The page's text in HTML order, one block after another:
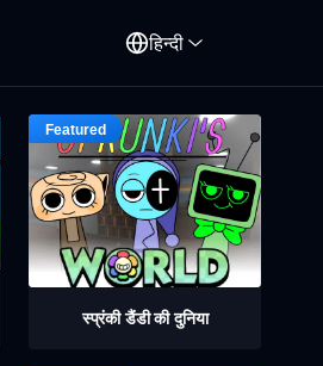
हिन्दी
स्प्रंकी डैंडी की दुनिया